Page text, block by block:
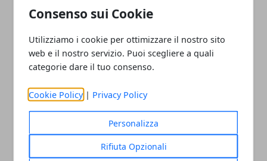
Consenso sui Cookie
Utilizziamo i cookie per ottimizzare il nostro sito
web e il nostro servizio. Puoi scegliere a quali
categorie dare il tuo consenso.
Cookie Policy | Privacy Policy
Personalizza
Rifiuta Opzionali
ARTICOLI CORRELATI